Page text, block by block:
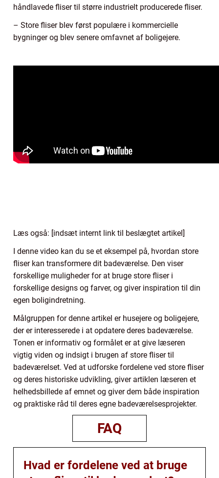
håndlavede fliser til større industrielt producerede fliser.
– Store fliser blev først populære i kommercielle
bygninger og blev senere omfavnet af boligejere.
Læs også: [indsæt internt link til beslægtet artikel]
I denne video kan du se et eksempel på, hvordan store
fliser kan transformere dit badeværelse. Den viser
forskellige muligheder for at bruge store fliser i
forskellige designs og farver, og giver inspiration til din
egen boligindretning.
Målgruppen for denne artikel er husejere og boligejere,
der er interesserede i at opdatere deres badeværelse.
Tonen er informativ og formålet er at give læseren
vigtig viden og indsigt i brugen af store fliser til
badeværelset. Ved at udforske fordelene ved store fliser
og deres historiske udvikling, giver artiklen læseren et
helhedsbillede af emnet og giver dem både inspiration
og praktiske råd til deres egne badeværelsesprojekter.
FAQ
Hvad er fordelene ved at bruge